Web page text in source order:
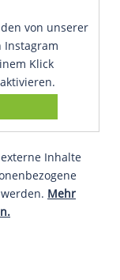
von unserer
Instagram
Klick
Inhalte
Mehr